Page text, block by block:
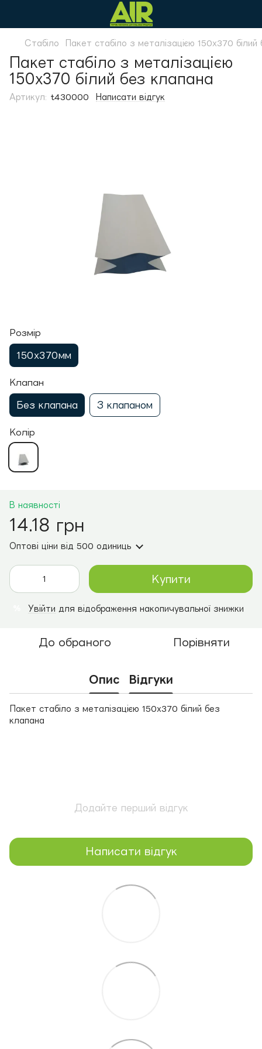
Стабіло Пакет стабіло з металізацією 150х370
Пакет стабіло з металізацією
150х370 білий без клапана
Артикул: t430000 Написати відгук
Розмір
150х370мм
Клапан
Без клапана З клапаном
Колір
В наявності
14.18 грн
Оптові ціни від 500 одиниць
Купити
Увійти для відображення накопичувальної знижки
До обраного Порівняти
Опис Відгуки
Пакет стабіло з металізацією 150х370 білий без
клапана
Додайте перший відгук
Написати відгук